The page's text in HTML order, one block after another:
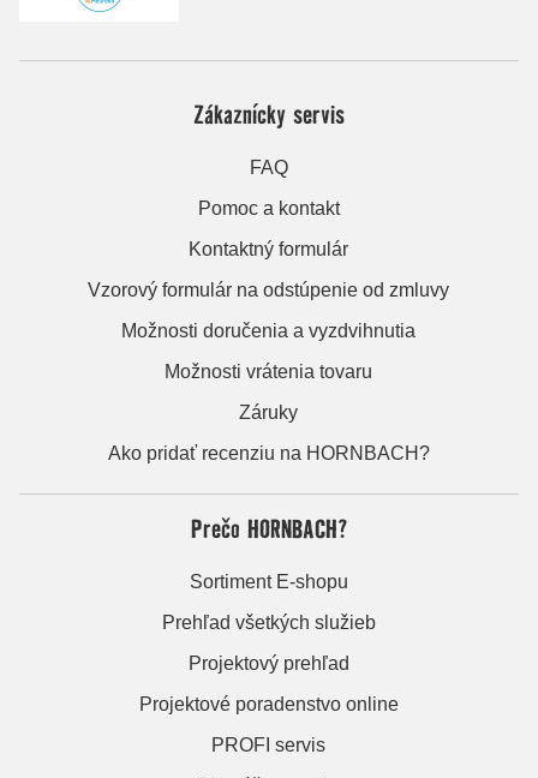
Zákaznícky servis
FAQ
Pomoc a kontakt
Kontaktný formulár
Vzorový formulár na odstúpenie od zmluvy
Možnosti doručenia a vyzdvihnutia
Možnosti vrátenia tovaru
Záruky
Ako pridať recenziu na HORNBACH?
Prečo HORNBACH?
Sortiment E-shopu
Prehľad všetkých služieb
Projektový prehľad
Projektové poradenstvo online
PROFI servis